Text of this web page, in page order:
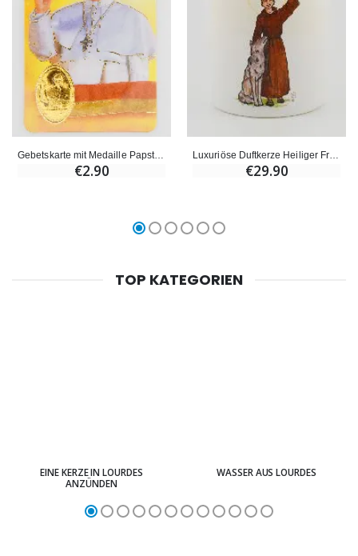
Gebetskarte mit Medaille Papst Franziskus
€2.90 €29.90
TOP KATEGORIEN
EINE KERZE IN LOURDES
ANZÜNDEN
WASSER AUS LOURDES